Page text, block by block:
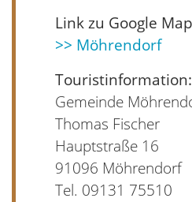
Link zu Google
>> Möhrendorf
Touristinformation:
Gemeinde
Thomas Fischer
Hauptstraße 16
91096 Möhrendorf
Tel. 09131 75510